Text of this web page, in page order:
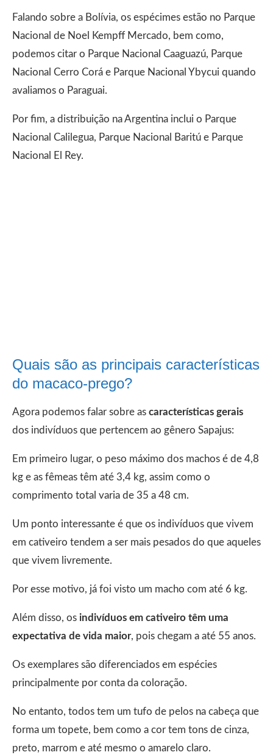
Falando sobre a Bolívia, os espécimes estão no Parque
Nacional de Noel Kempff Mercado, bem como,
podemos citar o Parque Nacional Caaguazú, Parque
Nacional Cerro Corá e Parque Nacional Ybycui quando
avaliamos o Paraguai.
Por fim, a distribuição na Argentina inclui o Parque
Nacional Calilegua, Parque Nacional Baritú e Parque
Nacional El Rey.
Quais são as principais características
do macaco-prego?
Agora podemos falar sobre as características gerais
dos indivíduos que pertencem ao gênero Sapajus:
Em primeiro lugar, o peso máximo dos machos é de 4,8
kg e as fêmeas têm até 3,4 kg, assim como o
comprimento total varia de 35 a 48 cm.
Um ponto interessante é que os indivíduos que vivem
em cativeiro tendem a ser mais pesados do que aqueles
que vivem livremente.
Por esse motivo, já foi visto um macho com até 6 kg.
Além disso, os indivíduos em cativeiro têm uma
expectativa de vida maior, pois chegam a até 55 anos.
Os exemplares são diferenciados em espécies
principalmente por conta da coloração.
No entanto, todos tem um tufo de pelos na cabeça que
forma um topete, bem como a cor tem tons de cinza,
preto, marrom e até mesmo o amarelo claro.